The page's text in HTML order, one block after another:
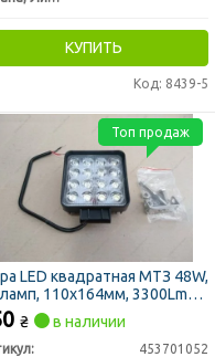
КУПИТЬ
Код: 8439-5
LED квадратная МТЗ 48W,
110х164мм, 3300Lm
луч 12/24V 6000K (ТМ
₴ в наличии
453701052
Топ продаж